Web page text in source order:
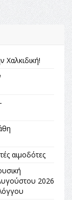
Χαλκιδική!
αιμοδότες
2026